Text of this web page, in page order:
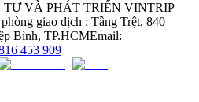
VÀ PHÁT TRIỂN VINTRIP
giao dịch : Tầng Trệt, 840
Bình, TP.HCMEmail:
453 909